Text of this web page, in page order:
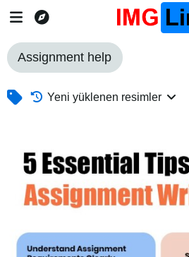
Assignment help
Yeni yüklenen resimler